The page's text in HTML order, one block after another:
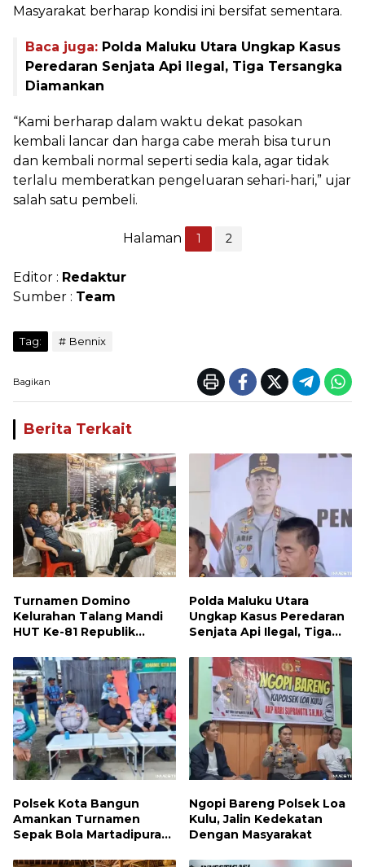
Masyarakat berharap kondisi ini bersifat sementara.
Baca juga: Polda Maluku Utara Ungkap Kasus
Peredaran Senjata Api Ilegal, Tiga Tersangka
Diamankan
“Kami berharap dalam waktu dekat pasokan
kembali lancar dan harga cabe merah bisa turun
dan kembali normal seperti sedia kala, agar tidak
terlalu memberatkan pengeluaran sehari-hari,” ujar
salah satu pembeli.
Halaman 1 2
Editor : Redaktur
Sumber : Team
Tag: Bennix
Bagikan
Berita Terkait
Turnamen Domino
Kelurahan Talang Mandi
HUT Ke-81 Republik
Polda Maluku Utara
Ungkap Kasus Peredaran
Senjata Api Ilegal, Tiga
Polsek Kota Bangun
Amankan Turnamen
Sepak Bola Martadipura
Ngopi Bareng Polsek Loa
Kulu, Jalin Kedekatan
Dengan Masyarakat